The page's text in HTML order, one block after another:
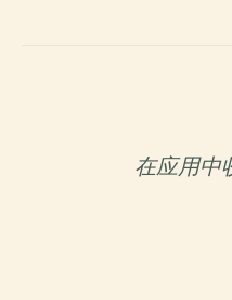
在应用中